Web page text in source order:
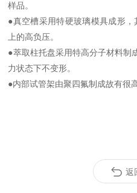
样品。
●真空槽采用特硬玻璃模具成形
上的高负压。
●萃取柱托盘采用特高分子材料制
力状态下不变形。
●内部试管架由聚四氟制成故有很
返